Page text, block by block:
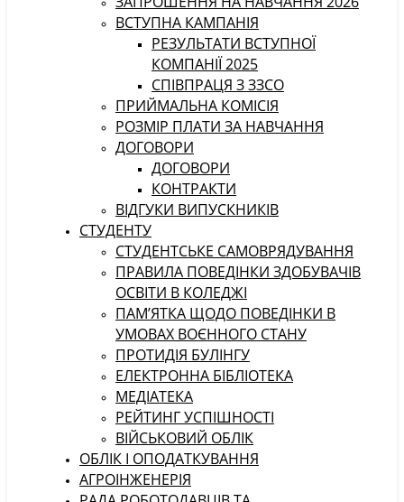
ВСТУПНА КАМПАНІЯ
РЕЗУЛЬТАТИ ВСТУПНОЇ
КОМПАНІЇ 2025
СПІВПРАЦЯ З ЗЗСО
ПРИЙМАЛЬНА КОМІСІЯ
РОЗМІР ПЛАТИ ЗА НАВЧАННЯ
ДОГОВОРИ
ДОГОВОРИ
КОНТРАКТИ
ВІДГУКИ ВИПУСКНИКІВ
СТУДЕНТУ
CТУДЕНТСЬКЕ САМОВРЯДУВАННЯ
ПРАВИЛА ПОВЕДІНКИ ЗДОБУВАЧІВ
ОСВІТИ В КОЛЕДЖІ
ПАМ’ЯТКА ЩОДО ПОВЕДІНКИ В
УМОВАХ ВОЄННОГО СТАНУ
ПРОТИДІЯ БУЛІНГУ
ЕЛЕКТРОННА БІБЛІОТЕКА
МЕДІАТЕКА
РЕЙТИНГ УСПІШНОСТІ
ВІЙСЬКОВИЙ ОБЛІК
ОБЛІК І ОПОДАТКУВАННЯ
АГРОІНЖЕНЕРІЯ